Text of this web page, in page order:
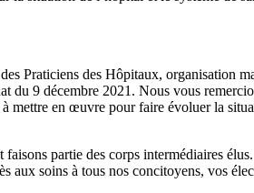
Praticiens des Hôpitaux, organisation
du 9 décembre 2021. Nous vous
en œuvre pour faire évoluer la
partie des corps intermédiaires
soins à tous nos concitoyens, vos